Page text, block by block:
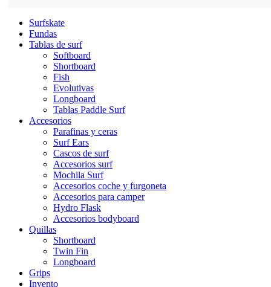
Surfskate
Fundas
Tablas de surf
Softboard
Shortboard
Fish
Evolutivas
Longboard
Tablas Paddle Surf
Accesorios
Parafinas y ceras
Surf Ears
Cascos de surf
Accesorios surf
Mochila Surf
Accesorios coche y furgoneta
Accesorios para camper
Hydro Flask
Accesorios bodyboard
Quillas
Shortboard
Twin Fin
Longboard
Grips
Invento